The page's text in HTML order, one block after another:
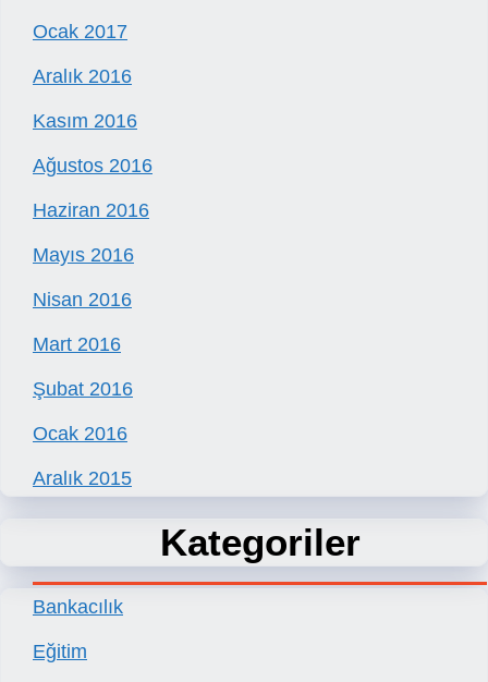
Ocak 2017
Aralık 2016
Kasım 2016
Ağustos 2016
Haziran 2016
Mayıs 2016
Nisan 2016
Mart 2016
Şubat 2016
Ocak 2016
Aralık 2015
Kategoriler
Bankacılık
Eğitim